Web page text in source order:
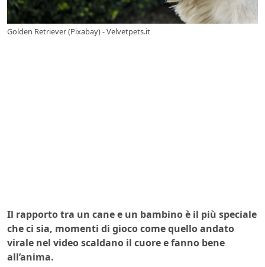
Golden Retriever (Pixabay) - Velvetpets.it
Il rapporto tra un cane e un bambino è il più speciale
che ci sia, momenti di gioco come quello andato
virale nel video scaldano il cuore e fanno bene
all’anima.